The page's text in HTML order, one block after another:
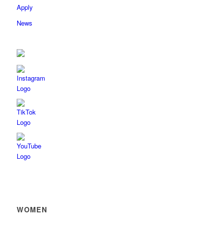
Apply
News
WOMEN